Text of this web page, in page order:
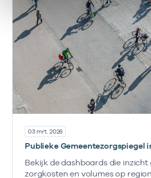
03 mrt. 2026
Publieke Gemeentezorgspiegel
Bekijk de dashboards die inzicht
zorgkosten en volumes op